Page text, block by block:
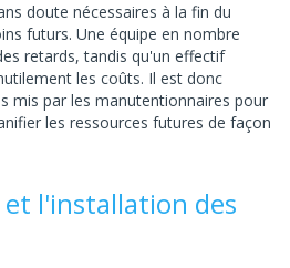
doute nécessaires à la fin du
futurs. Une équipe en nombre
retards, tandis qu'un effectif
les coûts. Il est donc
mis par les manutentionnaires pour
les ressources futures de façon
l'installation des